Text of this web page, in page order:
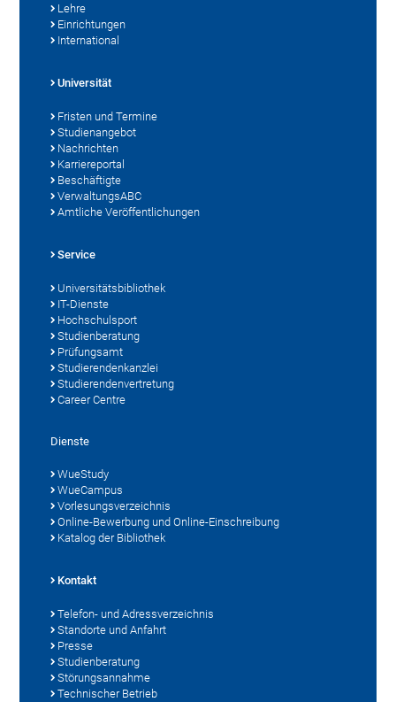
Lehre
Einrichtungen
International
Universität
Fristen und Termine
Studienangebot
Nachrichten
Karriereportal
Beschäftigte
VerwaltungsABC
Amtliche Veröffentlichungen
Service
Universitätsbibliothek
IT-Dienste
Hochschulsport
Studienberatung
Prüfungsamt
Studierendenkanzlei
Studierendenvertretung
Career Centre
Dienste
WueStudy
WueCampus
Vorlesungsverzeichnis
Online-Bewerbung und Online-Einschreibung
Katalog der Bibliothek
Kontakt
Telefon- und Adressverzeichnis
Standorte und Anfahrt
Presse
Studienberatung
Störungsannahme
Technischer Betrieb